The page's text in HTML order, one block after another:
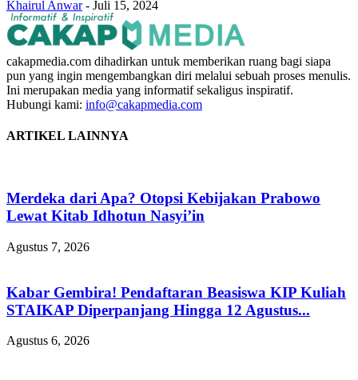
Khairul Anwar - Juli 15, 2024
cakapmedia.com dihadirkan untuk memberikan ruang bagi siapa
pun yang ingin mengembangkan diri melalui sebuah proses menulis.
Ini merupakan media yang informatif sekaligus inspiratif.
Hubungi kami: info@cakapmedia.com
ARTIKEL LAINNYA
Merdeka dari Apa? Otopsi Kebijakan Prabowo
Lewat Kitab Idhotun Nasyi’in
Agustus 7, 2026
Kabar Gembira! Pendaftaran Beasiswa KIP Kuliah
STAIKAP Diperpanjang Hingga 12 Agustus...
Agustus 6, 2026